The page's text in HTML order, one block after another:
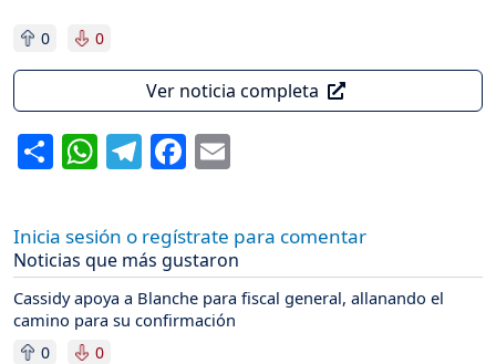
0 0
Ver noticia completa
ShareWhatsApp
Telegram
Facebook
Inicia sesión o regístrate para comentar
Noticias que más gustaron
Cassidy apoya a Blanche para fiscal general, allanando el
camino para su confirmación
0 0